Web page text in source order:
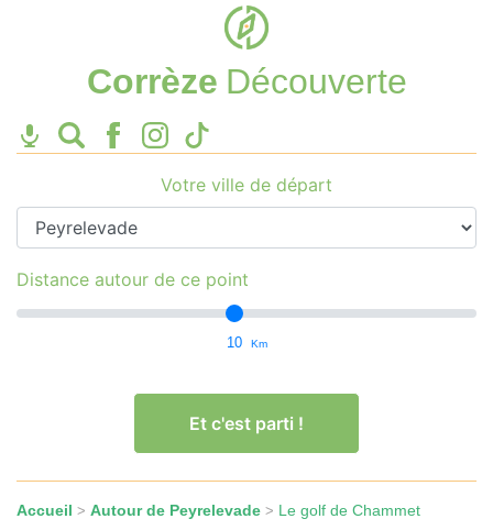
Corrèze Découverte
Votre ville de départ
Distance autour de ce point
10 Km
Et c'est parti !
Accueil > Autour de Peyrelevade > Le golf de Chammet